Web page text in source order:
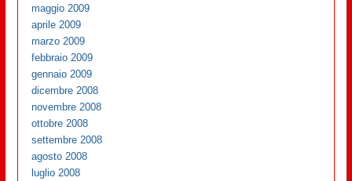
maggio 2009
aprile 2009
marzo 2009
febbraio 2009
gennaio 2009
dicembre 2008
novembre 2008
ottobre 2008
settembre 2008
agosto 2008
luglio 2008